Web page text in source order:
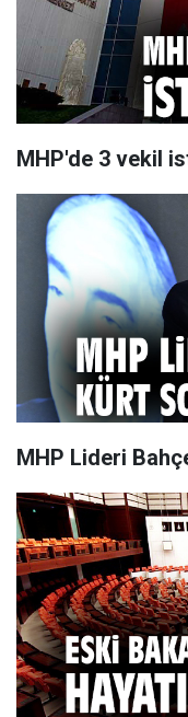
MHP'de 3 vekil
MHP Lideri